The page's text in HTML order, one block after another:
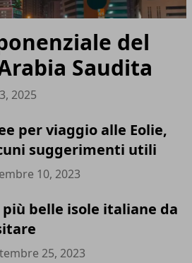
del
Saudita
2025
per viaggio alle Eolie,
suggerimenti utili
10, 2023
più belle isole italiane da
25, 2023